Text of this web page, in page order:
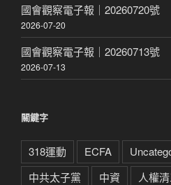
國會觀察電子報｜20260720號
2026-07-20
國會觀察電子報｜20260713號
2026-07-13
關鍵字
318運動 ECFA
中共太子黨
中資
人權